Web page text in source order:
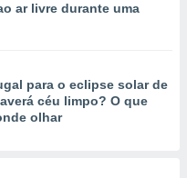
ar livre durante uma
para o eclipse solar de
céu limpo? O que
olhar